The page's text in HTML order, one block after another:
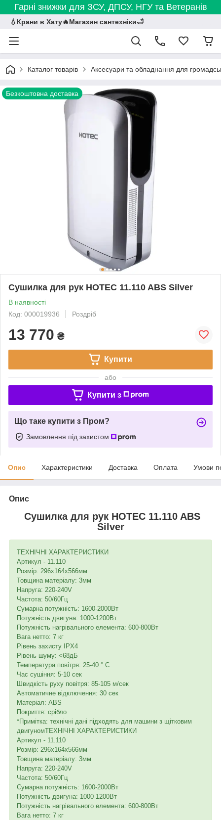
Гарні знижки для ЗСУ, ДПСУ, НГУ та Ветеранів
💧Крани в Хату🔥Магазин сантехніки🛁
Каталог товарів Аксесуари та обладнання для
Безкоштовна доставка
Сушилка для рук HOTEC 11.110 ABS Silver
В наявності
Код: 000019936
Роздріб
13 770 ₴
Купити
або
Купити з
Що таке купити з Пром?
Замовлення під захистом
Опис Характеристики Доставка Оплата Умови
Опис
Сушилка для рук HOTEC 11.110 ABS
Silver
ТЕХНІЧНІ ХАРАКТЕРИСТИКИ
Артикул - 11.110
Розмір: 296x164x566мм
Товщина матеріалу: 3мм
Напруга: 220-240V
Частота: 50/60Гц
Сумарна потужність: 1600-2000Вт
Потужність двигуна: 1000-1200Вт
Потужність нагрівального елемента: 600-800Вт
Вага нетто: 7 кг
Рівень захисту IPX4
Рівень шуму: <68дБ
Температура повітря: 25-40 ° С
Час сушіння: 5-10 сек
Швидкість руху повітря: 85-105 м/сек
Автоматичне відключення: 30 сек
Матеріал: ABS
Покриття: срібло
*Примітка: технічні дані підходять для машини з щітковим
двигуномТЕХНІЧНІ ХАРАКТЕРИСТИКИ
Артикул - 11.110
Розмір: 296x164x566мм
Товщина матеріалу: 3мм
Напруга: 220-240V
Частота: 50/60Гц
Сумарна потужність: 1600-2000Вт
Потужність двигуна: 1000-1200Вт
Потужність нагрівального елемента: 600-800Вт
Вага нетто: 7 кг